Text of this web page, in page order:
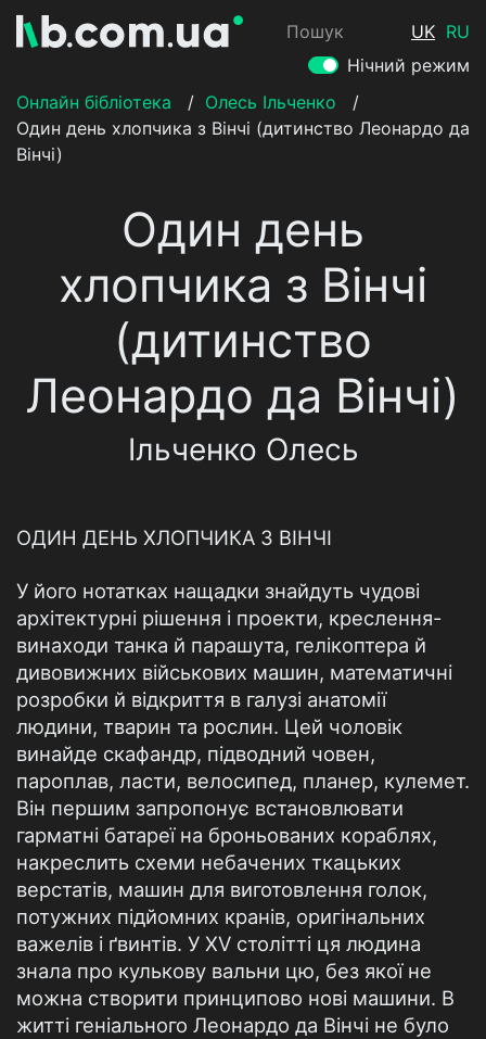
Пошук UK RU
Нічний режим
Онлайн бібліотека
/ Олесь Ільченко
/
Один день хлопчика з Вінчі (дитинство Леонардо да
Вінчі)
Один день
хлопчика з Вінчі
(дитинство
Леонардо да Вінчі)
Ільченко Олесь
ОДИН ДЕНЬ ХЛОПЧИКА З ВІНЧІ
У його нотатках нащадки знайдуть чудові
архітектурні рішення і проекти, креслення-
винаходи танка й парашута, гелікоптера й
дивовижних військових машин, математичні
розробки й відкриття в галузі анатомії
людини, тварин та рослин. Цей чоловік
винайде скафандр, підводний човен,
пароплав, ласти, велосипед, планер, кулемет.
Він першим запропонує встановлювати
гарматні батареї на броньованих кораблях,
накреслить схеми небачених ткацьких
верстатів, машин для виготовлення голок,
потужних підйомних кранів, оригінальних
важелів і ґвинтів. У XV столітті ця людина
знала про кулькову вальни цю, без якої не
можна створити принципово нові машини. В
житті геніального Леонардо да Вінчі не було